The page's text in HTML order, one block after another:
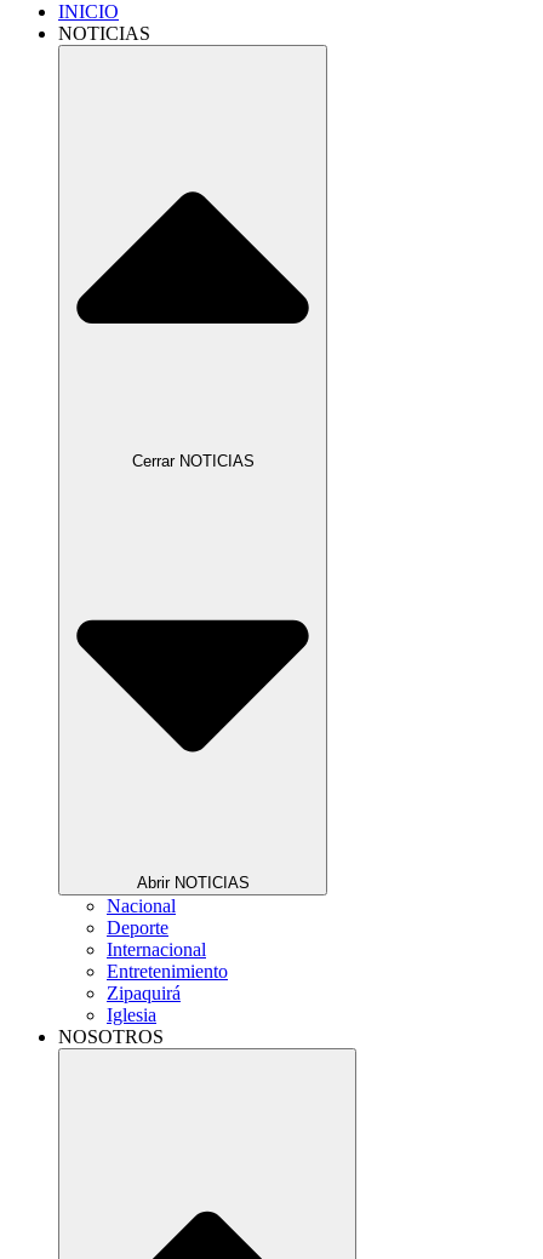
INICIO
NOTICIAS
Cerrar NOTICIAS
Abrir NOTICIAS
Nacional
Deporte
Internacional
Entretenimiento
Zipaquirá
Iglesia
NOSOTROS